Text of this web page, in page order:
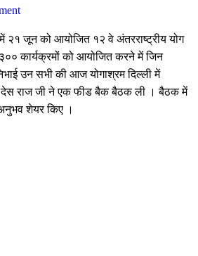
२१ जून को आयोजित १२ वे अंतरराष्ट्रीय योग
कार्यक्रमों को आयोजित करने में जिन
उन सभी की आज योगाश्रम दिल्ली में
देस राज जी ने एक फीड बैक बैठक ली । बैठक में
शेयर किए ।